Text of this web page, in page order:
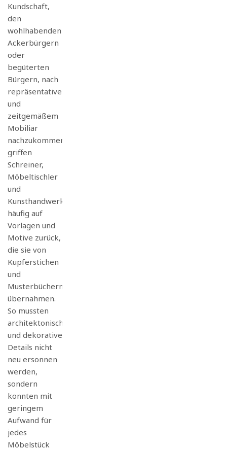
Kundschaft,
den
wohlhabenden
Ackerbürgern
oder
begüterten
Bürgern, nach
repräsentativem
und
zeitgemäßem
Mobiliar
nachzukommen,
griffen
Schreiner,
Möbeltischler
und
Kunsthandwerker
häufig auf
Vorlagen und
Motive zurück,
die sie von
Kupferstichen
und
Musterbüchern
übernahmen.
So mussten
architektonische
und dekorative
Details nicht
neu ersonnen
werden,
sondern
konnten mit
geringem
Aufwand für
jedes
Möbelstück